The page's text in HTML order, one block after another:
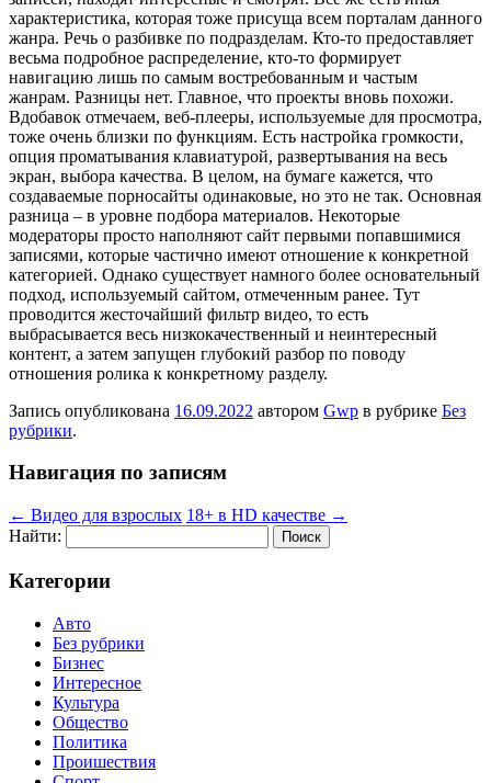
характеристика, которая тоже присуща всем порталам данного
жанра. Речь о разбивке по подразделам. Кто-то предоставляет
весьма подробное распределение, кто-то формирует
навигацию лишь по самым востребованным и частым
жанрам. Разницы нет. Главное, что проекты вновь похожи.
Вдобавок отмечаем, веб-плееры, используемые для просмотра,
тоже очень близки по функциям. Есть настройка громкости,
опция проматывания клавиатурой, развертывания на весь
экран, выбора качества. В целом, на бумаге кажется, что
создаваемые порносайты одинаковые, но это не так. Основная
разница – в уровне подбора материалов. Некоторые
модераторы просто наполняют сайт первыми попавшимися
записями, которые частично имеют отношение к конкретной
категорией. Однако существует намного более основательный
подход, используемый сайтом, отмеченным ранее. Тут
проводится жесточайший фильтр видео, то есть
выбрасывается весь низкокачественный и неинтересный
контент, а затем запущен глубокий разбор по поводу
отношения ролика к конкретному разделу.
Запись опубликована 16.09.2022 автором Gwp в рубрике Без
рубрики.
Навигация по записям
← Видео для взрослых 18+ в HD качестве →
Найти:
Категории
Авто
Без рубрики
Бизнес
Интересное
Культура
Общество
Политика
Проишествия